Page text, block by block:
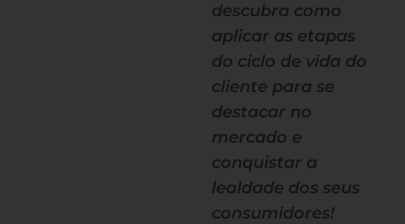
descubra como
aplicar as etapas
do ciclo de vida do
cliente para se
destacar no
mercado e
conquistar a
lealdade dos seus
consumidores!